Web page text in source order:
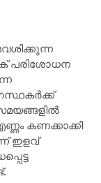
പരിശോധന
കണക്കാക്കി
ഇളവ്